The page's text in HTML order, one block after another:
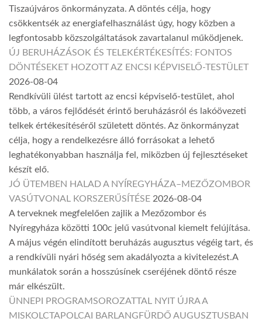
Tiszaújváros önkormányzata. A döntés célja, hogy
csökkentsék az energiafelhasználást úgy, hogy közben a
legfontosabb közszolgáltatások zavartalanul működjenek.
ÚJ BERUHÁZÁSOK ÉS TELEKÉRTÉKESÍTÉS: FONTOS
DÖNTÉSEKET HOZOTT AZ ENCSI KÉPVISELŐ-TESTÜLET
2026-08-04
Rendkívüli ülést tartott az encsi képviselő-testület, ahol
több, a város fejlődését érintő beruházásról és lakóövezeti
telkek értékesítéséről született döntés. Az önkormányzat
célja, hogy a rendelkezésre álló forrásokat a lehető
leghatékonyabban használja fel, miközben új fejlesztéseket
készít elő.
JÓ ÜTEMBEN HALAD A NYÍREGYHÁZA–MEZŐZOMBOR
VASÚTVONAL KORSZERŰSÍTÉSE 2026-08-04
A terveknek megfelelően zajlik a Mezőzombor és
Nyíregyháza közötti 100c jelű vasútvonal kiemelt felújítása.
A május végén elindított beruházás augusztus végéig tart, és
a rendkívüli nyári hőség sem akadályozta a kivitelezést.A
munkálatok során a hosszúsínek cseréjének döntő része
már elkészült.
ÜNNEPI PROGRAMSOROZATTAL NYIT ÚJRA A
MISKOLCTAPOLCAI BARLANGFÜRDŐ AUGUSZTUSBAN